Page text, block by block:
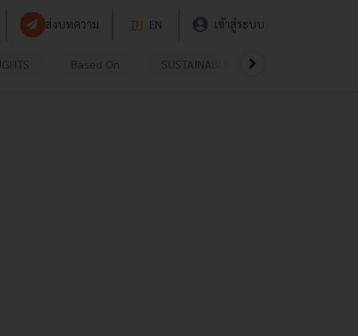
ส่งบทความ TH EN เข้าสู่ระบบ
Based On SUSTAINABLE